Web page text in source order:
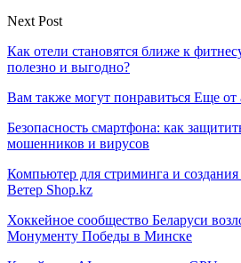
Next Post
Как отели становятся ближе к
полезно и выгодно?
Вам также могут понравиться Еще от
Безопасность смартфона: как
мошенников и вирусов
Компьютер для стриминга и
Ветер Shop.kz
Хоккейное сообщество Беларуси
Монументу Победы в Минске